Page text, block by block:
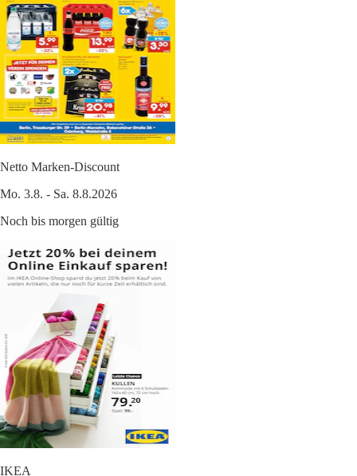
Netto Marken-Discount
Mo. 3.8. - Sa. 8.8.2026
Noch bis morgen gültig
IKEA